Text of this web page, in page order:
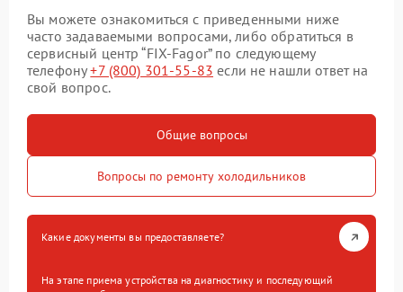
Вы можете ознакомиться с приведенными ниже
часто задаваемыми вопросами, либо обратиться в
сервисный центр “FIX-Fagor” по следующему
телефону+7 (800) 301-55-83 если не нашли ответ на
свой вопрос.
Общие вопросы
Вопросы по ремонту холодильников
Какие документы вы предоставляете?
На этапе приема устройства на диагностику и последующий